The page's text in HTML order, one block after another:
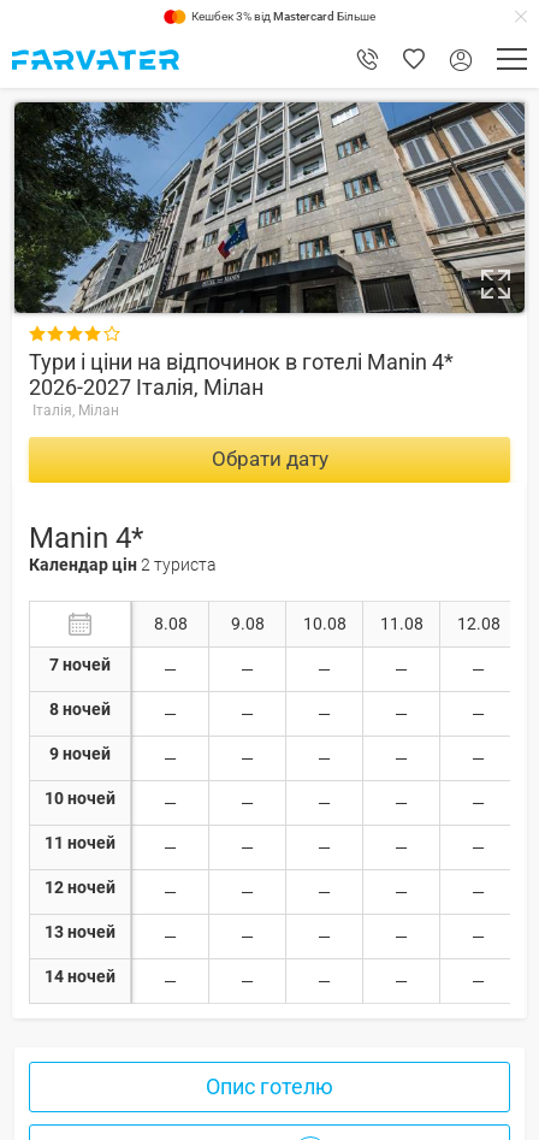
Кешбек 3% від Mastercard Більше
8.6

Тури і ціни на відпочинок в готелі Manin 4*
2026-2027 Італія, Мілан
Італія, Мілан
Обрати дату
Manin 4*
Календар цін2 туриста
7 ночей
8 ночей
9 ночей
10 ночей
11 ночей
12 ночей
13 ночей
14 ночей
8.08 9.08 10.08 11.08 12.08
Опис готелю